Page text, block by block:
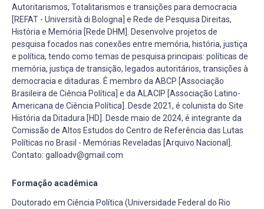
Autoritarismos, Totalitarismos e transições para democracia
[REFAT - Università di Bologna] e Rede de Pesquisa Direitas,
História e Memória [Rede DHM]. Desenvolve projetos de
pesquisa focados nas conexões entre memória, história, justiça
e política, tendo como temas de pesquisa principais: políticas de
memória, justiça de transição, legados autoritários, transições à
democracia e ditaduras. É membro da ABCP [Associação
Brasileira de Ciência Política] e da ALACIP [Associação Latino-
Americana de Ciência Política]. Desde 2021, é colunista do Site
História da Ditadura [HD]. Desde maio de 2024, é integrante da
Comissão de Altos Estudos do Centro de Referência das Lutas
Políticas no Brasil - Memórias Reveladas [Arquivo Nacional].
Contato: galloadv@gmail.com
Formação acadêmica
Doutorado em Ciência Política (Universidade Federal do Rio